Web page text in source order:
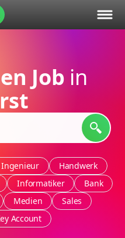
Job in
Ingenieur
Handwerk
Informatiker
Bank
Medien
Sales
Account